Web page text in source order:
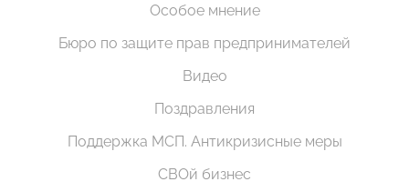
Особое мнение
Бюро по защите прав предпринимателей
Видео
Поздравления
Поддержка МСП. Антикризисные меры
СВОй бизнес